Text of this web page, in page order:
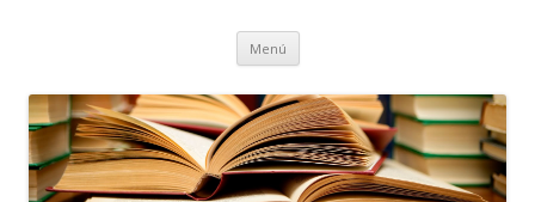
Menú Ir
contenido